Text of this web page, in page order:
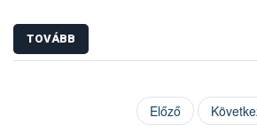
TOVÁBB
Előző